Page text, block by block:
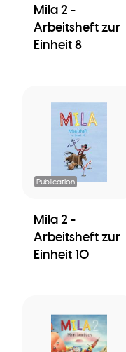
Mila 2 -
Arbeitsheft zur
Einheit 8
Publication
Mila 2 -
Arbeitsheft zur
Einheit 10